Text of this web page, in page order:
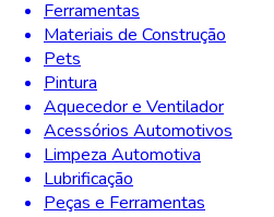
Ferramentas
Materiais de Construção
Pets
Pintura
Aquecedor e Ventilador
Acessórios Automotivos
Limpeza Automotiva
Lubrificação
Peças e Ferramentas